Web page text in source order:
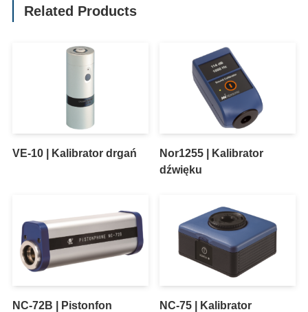
Related Products
VE-10 | Kalibrator drgań
Nor1255 | Kalibrator
dźwięku
NC-72B | Pistonfon
NC-75 | Kalibrator